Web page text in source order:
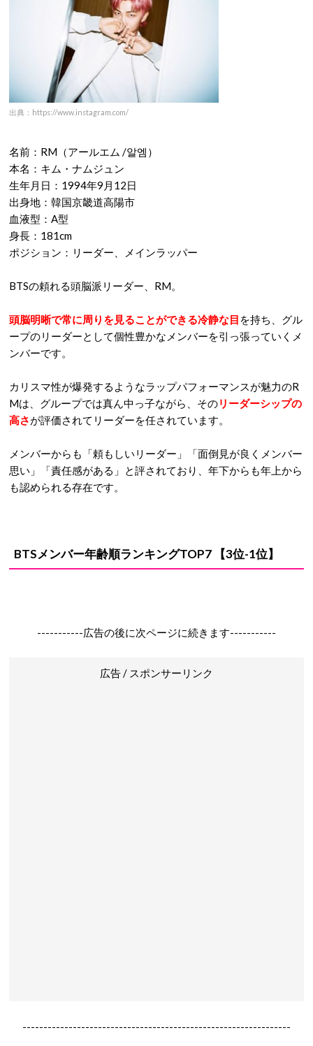
出典：https://www.instagram.com/
名前：RM（アールエム /알엠）
本名：キム・ナムジュン
生年月日：1994年9月12日
出身地：韓国京畿道高陽市
血液型：A型
身長：181cm
ポジション：リーダー、メインラッパー
BTSの頼れる頭脳派リーダー、RM。
頭脳明晰で常に周りを見ることができる冷静な目 を持ち、グル
ープのリーダーとして個性豊かなメンバーを引っ張っていくメ
ンバーです。
カリスマ性が爆発するようなラップパフォーマンスが魅力のR
Mは、グループでは真ん中っ子ながら、そのリーダーシップの
高さが評価されてリーダーを任されています。
メンバーからも「頼もしいリーダー」「面倒見が良くメンバー
思い」「責任感がある」と評されており、年下からも年上から
も認められる存在です。
BTSメンバー年齢順ランキングTOP7 【3位-1位】
-----------広告の後に次ページに続きます-----------
広告 / スポンサーリンク
----------------------------------------------------------------